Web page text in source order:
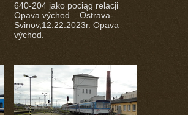
640-204 jako pociąg relacji
Opava východ – Ostrava-
Svinov,12.22.2023r. Opava
východ.